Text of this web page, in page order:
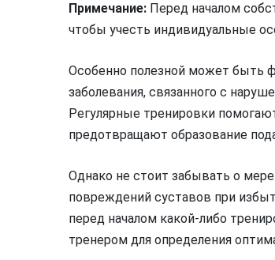
Примечание: Перед началом
чтобы учесть индивидуальные
Особенно полезной может быть
заболевания, связанного с
Регулярные тренировки
предотвращают образование
Однако не стоит забывать о
повреждений суставов при
перед началом какой-либо
тренером для определения